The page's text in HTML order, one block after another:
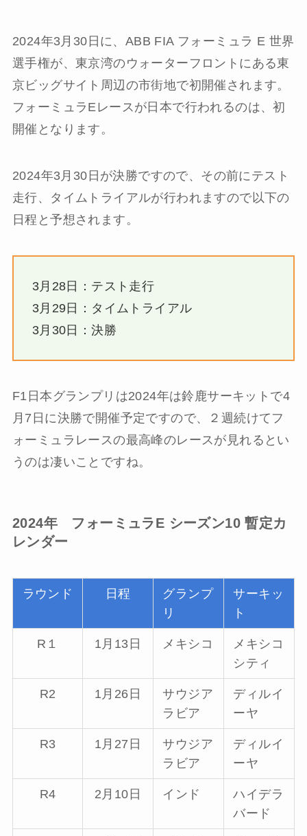
2024年3月30日に、ABB FIA フォーミュラ E 世界
選手権が、東京湾のウォーターフロントにある東
京ビッグサイト周辺の市街地で初開催されます。
フォーミュラEレースが日本で行われるのは、初
開催となります。
2024年3月30日が決勝ですので、その前にテスト
走行、タイムトライアルが行われますので以下の
日程と予想されます。
3月28日：テスト走行
3月29日：タイムトライアル
3月30日：決勝
F1日本グランプリは2024年は鈴鹿サーキットで4
月7日に決勝で開催予定ですので、２週続けてフ
ォーミュラレースの最高峰のレースが見れるとい
うのは凄いことですね。
2024年 フォーミュラE シーズン10 暫定カ
レンダー
ラウンド 日程
グランプ
リ
サーキッ
ト
R１ 1月13日 メキシコ
メキシコ
シティ
R2 1月26日
サウジア
ラビア
ディルイ
ーヤ
R3 1月27日
サウジア
ラビア
ディルイ
ーヤ
R4 2月10日 インド
ハイデラ
バード